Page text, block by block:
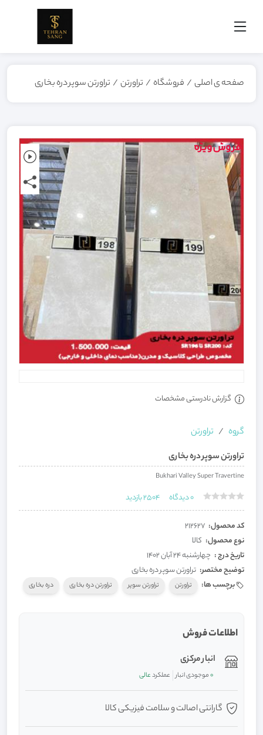
صفحه ی اصلی / فروشگاه / تراورتن / تراورتن سوپر دره بخاری
گزارش نادرستی مشخصات
گروه
تراورتن
تراورتن سوپر دره بخاری
Bukhari Valley Super Travertine
0دیدگاه 2504بازدید
کد محصول: 212627
نوع محصول: کالا
تاریخ درج : چهارشنبه 24 آبان 1402
توضیح مختصر: تراورتن سوپر دره بخاری
برچسب ها:
تراورتن تراورتن سوپر تراورتن دره بخاری دره بخاری
اطلاعات فروش
انبار مرکزی
0موجودی انبار عملکردعالی
گارانتی اصالت و سلامت فیزیکی کالا